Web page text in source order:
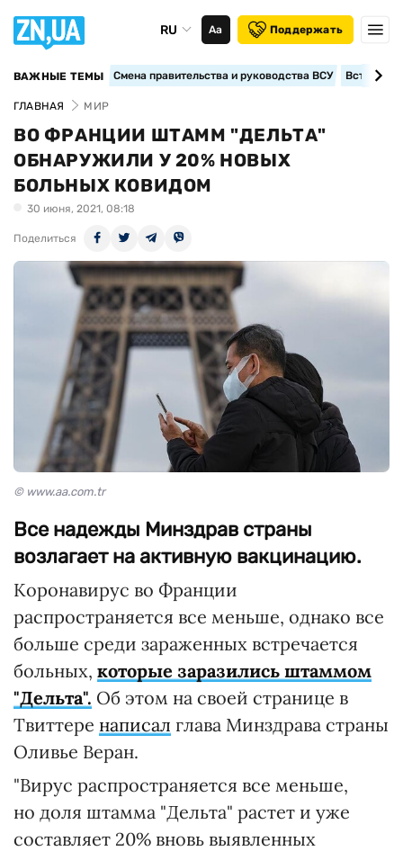
RU Аа Поддержать
ВАЖНЫЕ ТЕМЫ Смена правительства и руководства ВСУ
ГЛАВНАЯ МИР
ВО ФРАНЦИИ ШТАММ "ДЕЛЬТА"
ОБНАРУЖИЛИ У 20% НОВЫХ
БОЛЬНЫХ КОВИДОМ
30 июня, 2021, 08:18
Поделиться
© www.aa.com.tr
Все надежды Минздрав страны
возлагает на активную вакцинацию.
Коронавирус во Франции
распространяется все меньше, однако все
больше среди зараженных встречается
больных, которые заразились штаммом
"Дельта". Об этом на своей странице в
Твиттере написал глава Минздрава страны
Оливье Веран.
"Вирус распространяется все меньше,
но доля штамма "Дельта" растет и уже
составляет 20% вновь выявленных